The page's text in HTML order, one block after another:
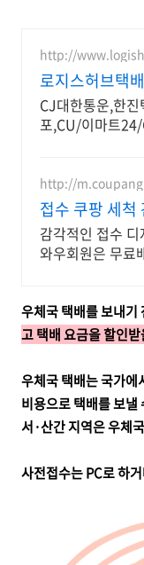
http://
로지스허브택
배
CJ대한통운,한
포,CU/이마트
http://
접수 쿠팡 세척
감각적인 접수
와우회원은 무료
우체국 택배를 보내기
고 택배 요금을 할인
우체국 택배는 국가에
비용으로 택배를 보낼
서·산간 지역은 우체
사전접수는 PC로 하